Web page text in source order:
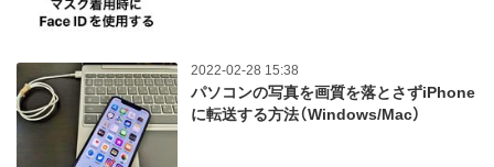
2022-02-28 15:38
パソコンの写真を画質を落とさずiPhone
に転送する方法（Windows/Mac）